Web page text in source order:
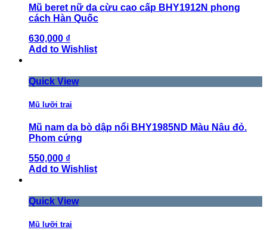
Mũ beret nữ da cừu cao cấp BHY1912N phong
cách Hàn Quốc
630,000 ₫
Add to Wishlist
Quick View
Mũ lưỡi trai
Mũ nam da bò dập nổi BHY1985ND Màu Nâu đỏ.
Phom cứng
550,000 ₫
Add to Wishlist
Quick View
Mũ lưỡi trai